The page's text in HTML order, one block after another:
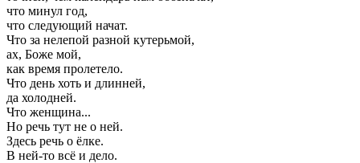
что минул год,
что следующий начат.
Что за нелепой разной кутерьмой,
ах, Боже мой,
как время пролетело.
Что день хоть и длинней,
да холодней.
Что женщина...
Но речь тут не о ней.
Здесь речь о ёлке.
В ней-то всё и дело.